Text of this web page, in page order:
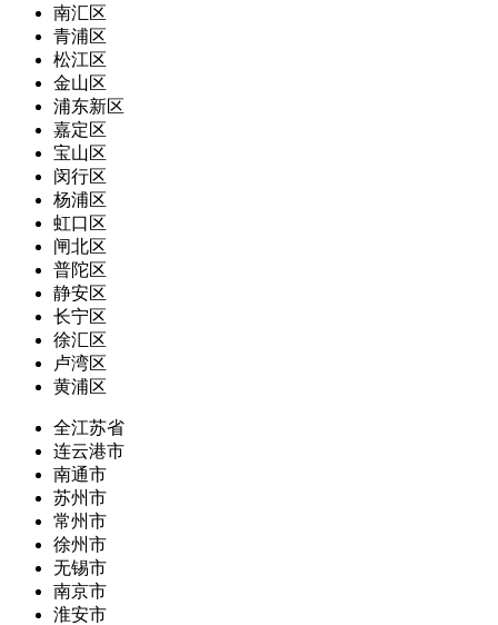
南汇区
青浦区
松江区
金山区
浦东新区
嘉定区
宝山区
闵行区
杨浦区
虹口区
闸北区
普陀区
静安区
长宁区
徐汇区
卢湾区
黄浦区
全江苏省
连云港市
南通市
苏州市
常州市
徐州市
无锡市
南京市
淮安市